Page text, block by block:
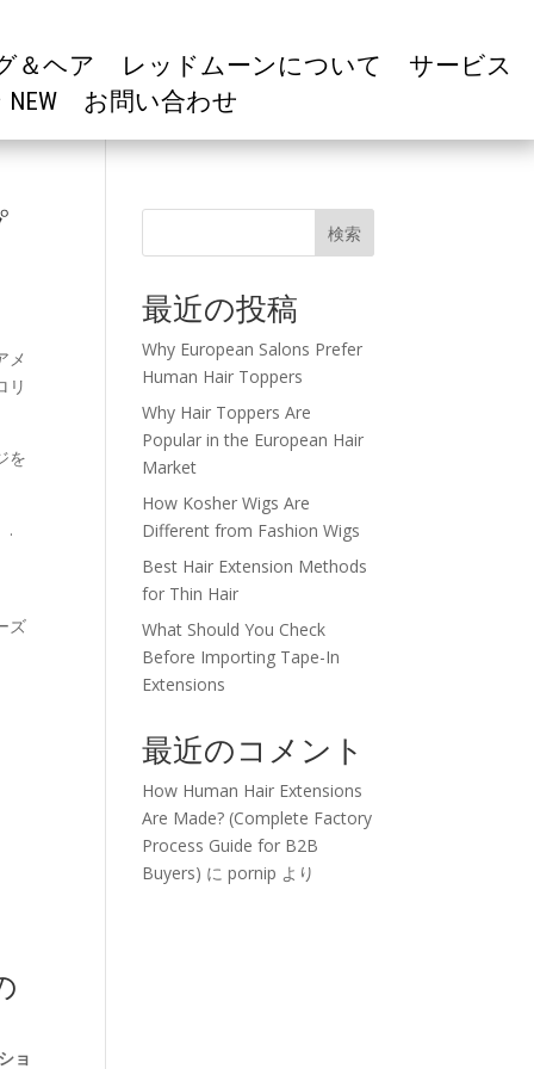
＆ヘア レッドムーンについて
サービス
お問い合わせ
メ
リ
を
.
ズ
ョ
検索
最近の投稿
Why European Salons Prefer
Human Hair Toppers
Why Hair Toppers Are
Popular in the European Hair
Market
How Kosher Wigs Are
Different from Fashion Wigs
Best Hair Extension Methods
for Thin Hair
What Should You Check
Before Importing Tape-In
Extensions
最近のコメント
How Human Hair Extensions
Are Made? (Complete Factory
Process Guide for B2B
Buyers) にpornip より